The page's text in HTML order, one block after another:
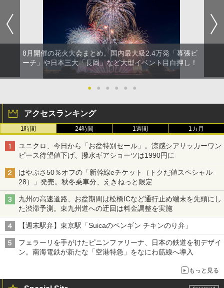
8月開催の花火大会まとめ。国内最大級2.4万発「幕張ビ
ーチ」や日本三大「長岡」など大型イベント目白押し！
● ● ● ● ● ●
アクセスランキング
1時間 24時間 1週間 1カ月
ユニクロ、今日から「お盆特別セール」。涼感シアサッカーワン
ピース待望値下げ、撥水ギアショーツは1990円に
はやぶさ50％オフの「新幹線eチケット（トクだ値スペシャル
28）」発売。秋冬乗車分、えきねっと限定
九州の高速道路、お盆期間は松橋ICなど通行止め端末を先頭にし
た渋滞予測。東九州道への迂回は料金調整を実施
【週末駅弁】東京駅「Suicaのペンギン チキンのり弁」
フェラーリを手がけたピニンファリーナ、日本の鉄道を初デザイ
ン。南海電鉄が新たな「空港特急」をなにわ筋線へ導入
もっと見る